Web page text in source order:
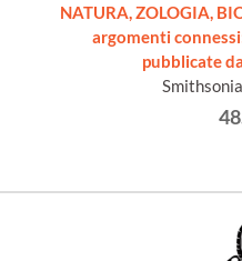
NATURA, ZOLOGIA,
argomenti
pubblicate